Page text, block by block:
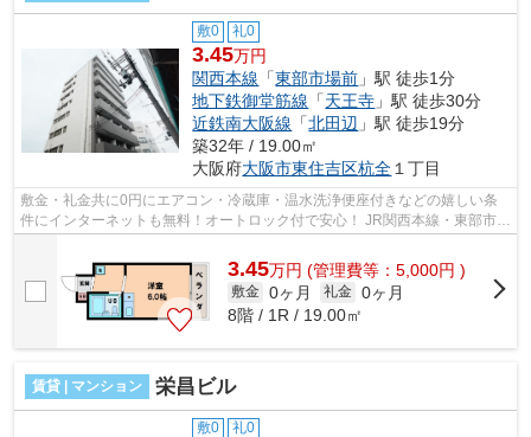
敷0 礼0
3.45万円
関西本線 「東部市場前 」駅 徒歩1分
地下鉄御堂筋線 「天王寺 」駅 徒歩30分
近鉄南大阪線 「北田辺 」駅 徒歩19分
築32年 / 19.00㎡
大阪府大阪市東住吉区杭全 １丁目
敷金・礼金共に0円にエアコン・冷蔵庫・温水洗浄便座付きなどの嬉しい条
件にインターネットも無料！オートロック付で安心！ JR関西本線・東部市場
3.45万円 (管理費等：5,000円 )
敷金 0ヶ月 礼金 0ヶ月
8階 / 1R / 19.00㎡
賃貸 | マンション 栄昌ビル
敷0 礼0